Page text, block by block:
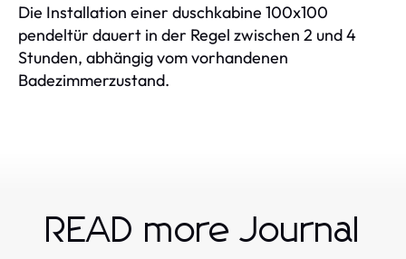
Die Installation einer duschkabine 100x100
pendeltür dauert in der Regel zwischen 2 und 4
Stunden, abhängig vom vorhandenen
Badezimmerzustand.
READ more Journal